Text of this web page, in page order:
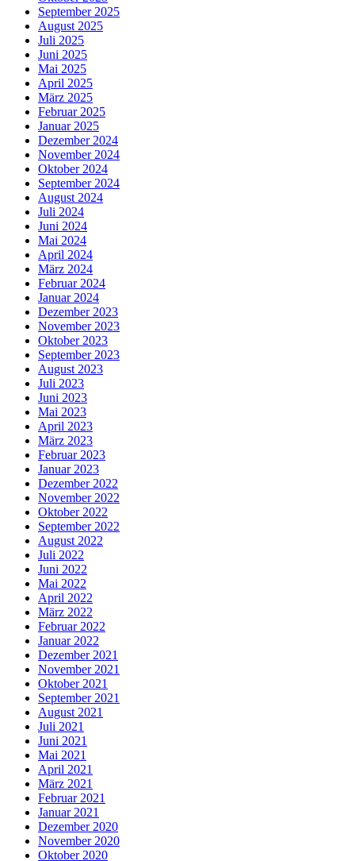
September 2025
August 2025
Juli 2025
Juni 2025
Mai 2025
April 2025
März 2025
Februar 2025
Januar 2025
Dezember 2024
November 2024
Oktober 2024
September 2024
August 2024
Juli 2024
Juni 2024
Mai 2024
April 2024
März 2024
Februar 2024
Januar 2024
Dezember 2023
November 2023
Oktober 2023
September 2023
August 2023
Juli 2023
Juni 2023
Mai 2023
April 2023
März 2023
Februar 2023
Januar 2023
Dezember 2022
November 2022
Oktober 2022
September 2022
August 2022
Juli 2022
Juni 2022
Mai 2022
April 2022
März 2022
Februar 2022
Januar 2022
Dezember 2021
November 2021
Oktober 2021
September 2021
August 2021
Juli 2021
Juni 2021
Mai 2021
April 2021
März 2021
Februar 2021
Januar 2021
Dezember 2020
November 2020
Oktober 2020